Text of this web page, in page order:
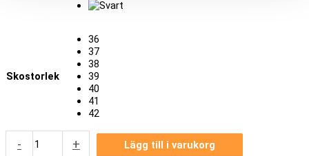
Skostorlek
36
37
38
39
40
41
42
-
Feet
+
Lägg till i varukorg